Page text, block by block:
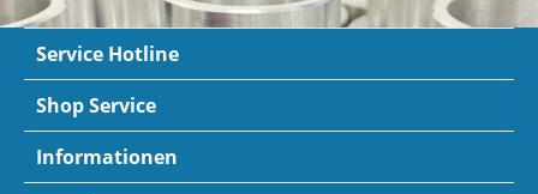
Service Hotline
Shop Service
Informationen